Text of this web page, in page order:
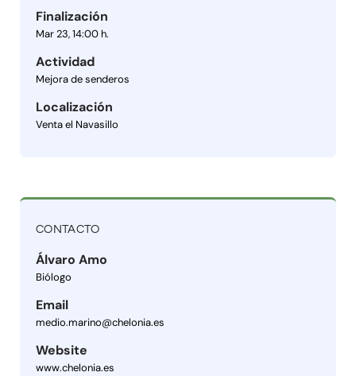
Finalización
Mar 23, 14:00 h.
Actividad
Mejora de senderos
Localización
Venta el Navasillo
CONTACTO
Álvaro Amo
Biólogo
Email
medio.marino@chelonia.es
Website
www.chelonia.es